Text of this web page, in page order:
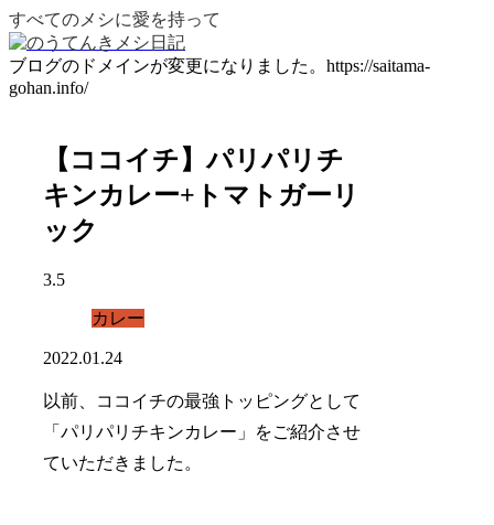
すべてのメシに愛を持って
ブログのドメインが変更になりました。https://saitama-
gohan.info/
【ココイチ】パリパリチ
キンカレー+トマトガーリ
ック
3.5
カレー
2022.01.24
以前、ココイチの最強トッピングとして
「パリパリチキンカレー」
をご紹介させ
ていただきました。